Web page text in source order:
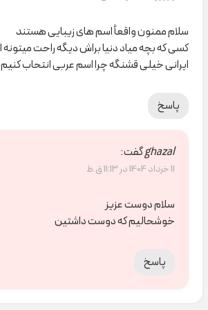
سلام ممنون واقعأ اسم های زیبایی هستند
کسی که بچه میاد دنیا براش دیگه راحت میتونه
ایرانی خیلی قشنگه چرا اسم عربی انتحاب کنیم
پاسخ
ghazalگفت:
11 خرداد 1404 در 11:13 ق.ظ
سلام دوست عزیز
خوشحالیم که دوست داشتین
پاسخ